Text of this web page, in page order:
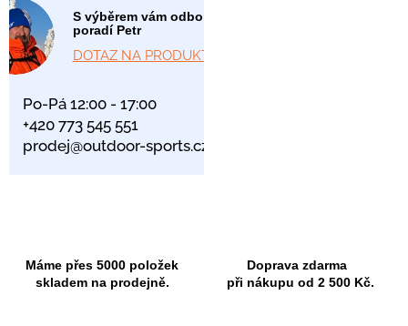
S výběrem vám odborně
poradí Petr
DOTAZ NA PRODUKT
Po-Pá 12:00 - 17:00
+420 773 545 551
prodej@outdoor-sports.cz
Máme přes 5000 položek
skladem na prodejně.
Doprava zdarma
při nákupu od 2 500 Kč.